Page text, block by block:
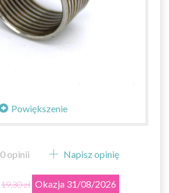
Powiększenie
0 opinii Napisz opinię
19,30 zł Okazja 31/08/2026